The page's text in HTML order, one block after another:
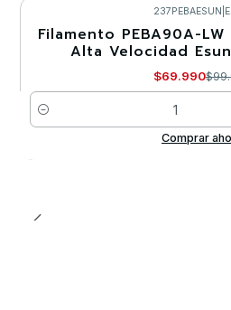
-30%
237PEBAESUN
Filamento PEBA90A-
Alta Velocidad
$69.990
Cantidad
Comprar